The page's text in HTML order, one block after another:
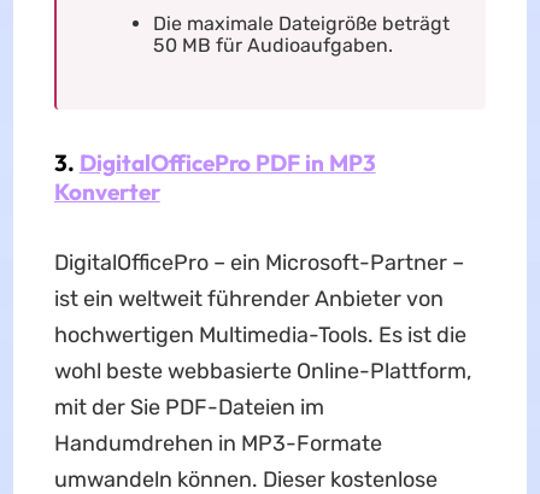
Die maximale Dateigröße beträgt
50 MB für Audioaufgaben.
3. DigitalOfficePro PDF in MP3
Konverter
DigitalOfficePro – ein Microsoft-Partner –
ist ein weltweit führender Anbieter von
hochwertigen Multimedia-Tools. Es ist die
wohl beste webbasierte Online-Plattform,
mit der Sie PDF-Dateien im
Handumdrehen in MP3-Formate
umwandeln können. Dieser kostenlose